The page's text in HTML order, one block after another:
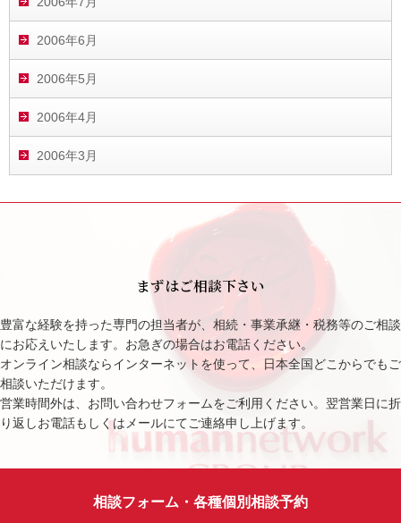
2006年6月
2006年5月
2006年4月
2006年3月
まずはご相談下さい
豊富な経験を持った専門の担当者が、相続・事業承継・税務等のご相談
にお応えいたします。お急ぎの場合はお電話ください。
オンライン相談ならインターネットを使って、日本全国どこからでもご
相談いただけます。
営業時間外は、お問い合わせフォームをご利用ください。翌営業日に折
り返しお電話もしくはメールにてご連絡申し上げます。
相談フォーム・各種個別相談予約